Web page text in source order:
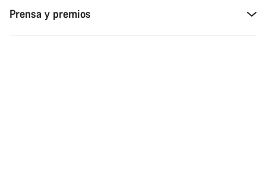
Prensa y premios
Nuestros expertos estarán encantados de responder a tus